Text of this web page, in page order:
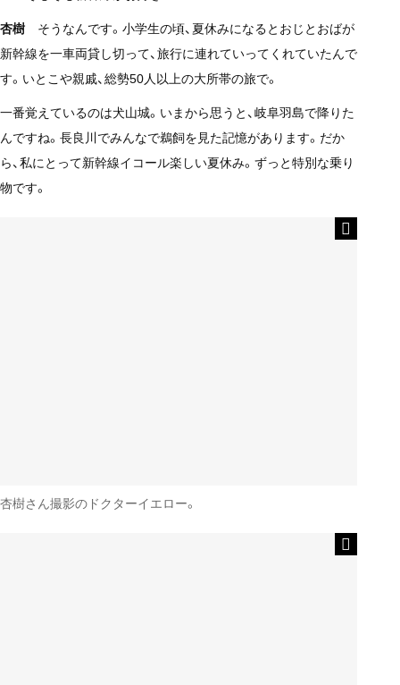
杏樹 そうなんです。小学生の頃、夏休みになるとおじとおばが
新幹線を一車両貸し切って、旅行に連れていってくれていたんで
す。いとこや親戚、総勢50人以上の大所帯の旅で。
一番覚えているのは犬山城。いまから思うと、岐阜羽島で降りた
んですね。長良川でみんなで鵜飼を見た記憶があります。だか
ら、私にとって新幹線イコール楽しい夏休み。ずっと特別な乗り
物です。
杏樹さん撮影のドクターイエロー。